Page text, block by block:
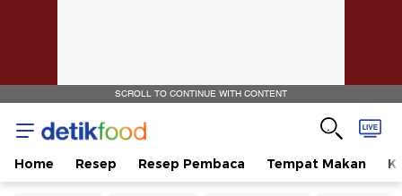
SCROLL TO CONTINUE WITH CONTENT
Home Resep Resep Pembaca Tempat Makan